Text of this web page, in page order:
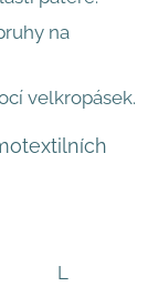
na
velkropásek.
M L